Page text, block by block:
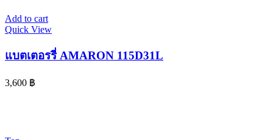
Add to cart
Quick View
แบตเตอรรี่ AMARON 115D31L
3,600 ฿